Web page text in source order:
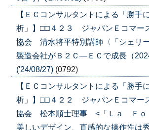
【ＥＣコンサルタントによる「勝手
析」】□□４２３ ジャパンＥコマー
協会 清水将平特別講師〈「シェリ
製造会社がＢ２Ｃ―ＥＣで成長（
('24/08/27) (0792)
【ＥＣコンサルタントによる「勝手
析」】□□４２２ ジャパンＥコマー
協会 松本順士理事 <「Ｌａ Ｆｏ
美しいデザイン、直感的な操作性は